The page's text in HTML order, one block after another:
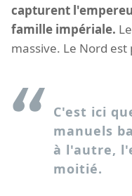
capturent
famille impériale.
massive. Le Nord est
C'est ici
manuels
à l'autre,
moitié.